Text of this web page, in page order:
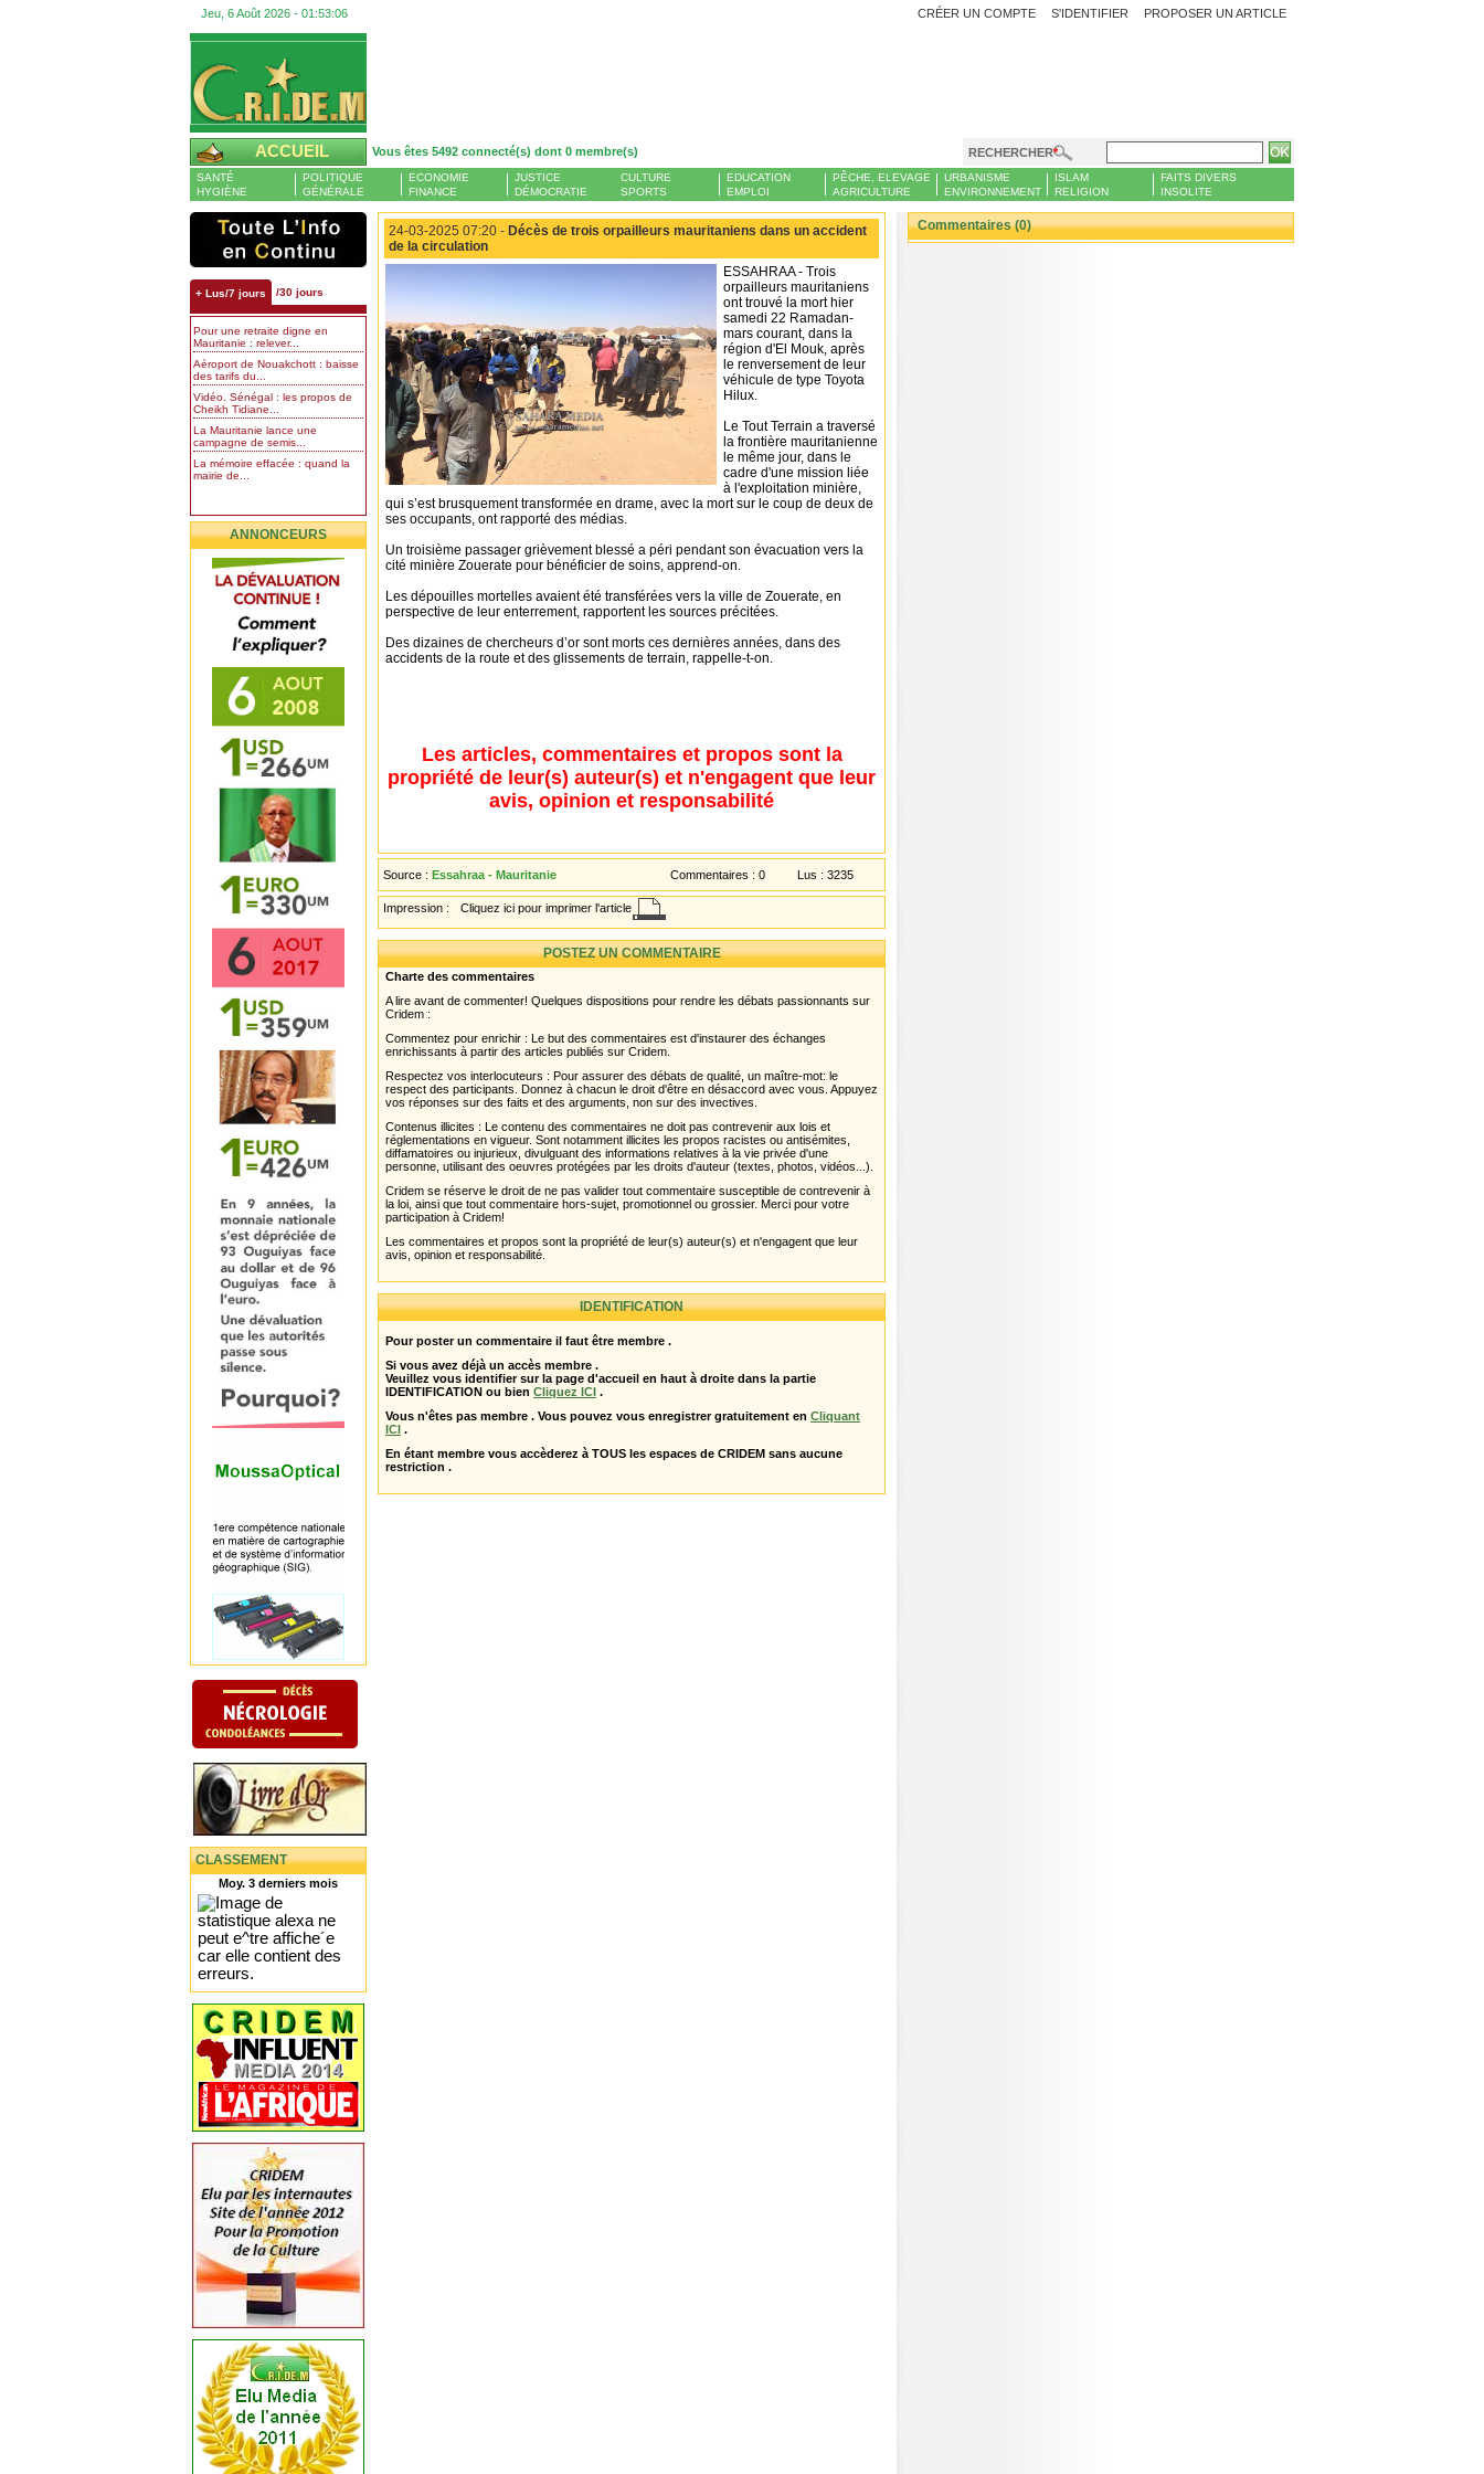
Jeu, 6 Août 2026 - 01:53:07 PROPOSER UN ARTICLE
CRÉER UN COMPTE S'IDENTIFIER
ACCUEIL Vous êtes 5492 connecté(s) dont 0 membre(s) RECHERCHER
SANTÉ
HYGIÈNE
POLITIQUE
GÉNÉRALE
ECONOMIE
FINANCE
JUSTICE
DÉMOCRATIE
CULTURE
SPORTS
EDUCATION
EMPLOI
PÊCHE, ELEVAGE
AGRICULTURE
URBANISME
ENVIRONNEMENT
ISLAM
RELIGION
FAITS DIVERS
INSOLITE
+ Lus/7 jours /30 jours
Pour une retraite digne en
Mauritanie : relever...
Aéroport de Nouakchott : baisse
des tarifs du...
Vidéo. Sénégal : les propos de
Cheikh Tidiane...
La Mauritanie lance une
campagne de semis...
La mémoire effacée : quand la
mairie de...
ANNONCEURS
CLASSEMENT
Moy. 3 derniers mois
24-03-2025 07:20 - Décès de trois orpailleurs mauritaniens dans un accident
de la circulation
ESSAHRAA - Trois
orpailleurs mauritaniens
ont trouvé la mort hier
samedi 22 Ramadan-
mars courant, dans la
région d'El Mouk, après
le renversement de leur
véhicule de type Toyota
Hilux.
Le Tout Terrain a traversé
la frontière mauritanienne
le même jour, dans le
cadre d'une mission liée
à l'exploitation minière,
qui s’est brusquement transformée en drame, avec la mort sur le coup de deux de
ses occupants, ont rapporté des médias.
Un troisième passager grièvement blessé a péri pendant son évacuation vers la
cité minière Zouerate pour bénéficier de soins, apprend-on.
Les dépouilles mortelles avaient été transférées vers la ville de Zouerate, en
perspective de leur enterrement, rapportent les sources précitées.
Des dizaines de chercheurs d’or sont morts ces dernières années, dans des
accidents de la route et des glissements de terrain, rappelle-t-on.
Les articles, commentaires et propos sont la
propriété de leur(s) auteur(s) et n'engagent que leur
avis, opinion et responsabilité
Source : Essahraa - Mauritanie Commentaires : 0 Lus : 3235
Impression : Cliquez ici pour imprimer l'article
POSTEZ UN COMMENTAIRE
Charte des commentaires
A lire avant de commenter! Quelques dispositions pour rendre les débats passionnants sur
Cridem :
Commentez pour enrichir : Le but des commentaires est d'instaurer des échanges
enrichissants à partir des articles publiés sur Cridem.
Respectez vos interlocuteurs : Pour assurer des débats de qualité, un maître-mot: le
respect des participants. Donnez à chacun le droit d'être en désaccord avec vous. Appuyez
vos réponses sur des faits et des arguments, non sur des invectives.
Contenus illicites : Le contenu des commentaires ne doit pas contrevenir aux lois et
réglementations en vigueur. Sont notamment illicites les propos racistes ou antisémites,
diffamatoires ou injurieux, divulguant des informations relatives à la vie privée d'une
personne, utilisant des oeuvres protégées par les droits d'auteur (textes, photos, vidéos...).
Cridem se réserve le droit de ne pas valider tout commentaire susceptible de contrevenir à
la loi, ainsi que tout commentaire hors-sujet, promotionnel ou grossier. Merci pour votre
participation à Cridem!
Les commentaires et propos sont la propriété de leur(s) auteur(s) et n'engagent que leur
avis, opinion et responsabilité.
IDENTIFICATION
Pour poster un commentaire il faut être membre .
Si vous avez déjà un accès membre .
Veuillez vous identifier sur la page d'accueil en haut à droite dans la partie
IDENTIFICATION ou bien Cliquez ICI .
Vous n'êtes pas membre . Vous pouvez vous enregistrer gratuitement en Cliquant
ICI .
En étant membre vous accèderez à TOUS les espaces de CRIDEM sans aucune
restriction .
Commentaires (0)